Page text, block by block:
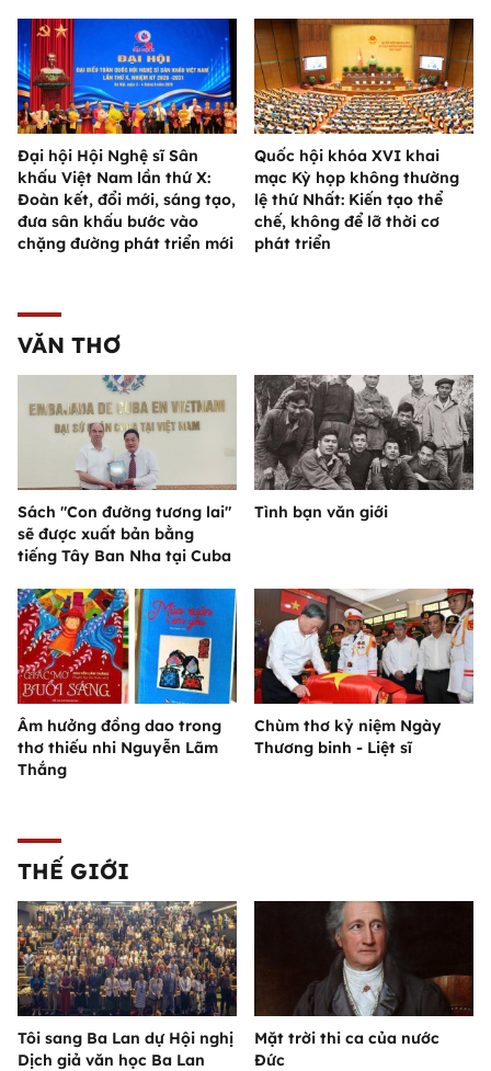
Đại hội Hội Nghệ sĩ Sân
khấu Việt Nam lần thứ X:
Đoàn kết, đổi mới, sáng tạo,
đưa sân khấu bước vào
chặng đường phát triển mới
Quốc hội khóa XVI khai
mạc Kỳ họp không thường
lệ thứ Nhất: Kiến tạo thể
chế, không để lỡ thời cơ
phát triển
VĂN THƠ
Sách "Con đường tương lai"
sẽ được xuất bản bằng
tiếng Tây Ban Nha tại Cuba
Tình bạn văn giới
Âm hưởng đồng dao trong
thơ thiếu nhi Nguyễn Lãm
Thắng
Chùm thơ kỷ niệm Ngày
Thương binh - Liệt sĩ
THẾ GIỚI
Tôi sang Ba Lan dự Hội nghị
Dịch giả văn học Ba Lan
Mặt trời thi ca của nước
Đức